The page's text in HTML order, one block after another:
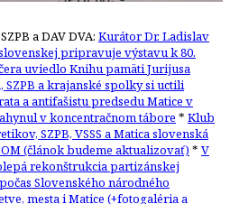
a DAV DVA: Kurátor Dr. Ladislav
pripravuje výstavu k 80.
uviedlo Knihu pamäti Jurijusa
SZPB a krajanské spolky si uctili
a antifašistu predsedu Matice v
v koncentračnom tábore * Klub
SZPB, VSSS a Matica slovenská
(článok budeme aktualizovať) * V
rekonštrukcia partizánskej
Slovenského národného
mesta i Matice (+fotogaléria a